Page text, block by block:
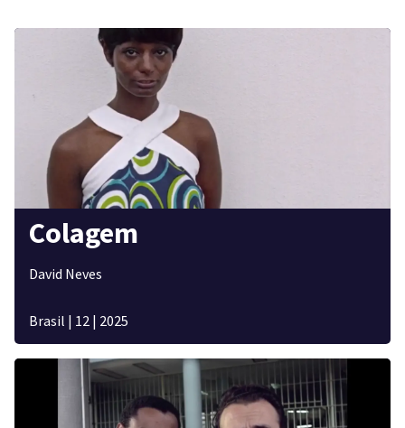
Colagem
David Neves
Brasil | 12 | 2025